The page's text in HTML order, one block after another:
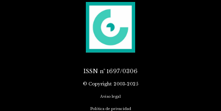
ISSN nº 1697/0306
© Copyright 2003-2025
Aviso legal
Política de privacidad